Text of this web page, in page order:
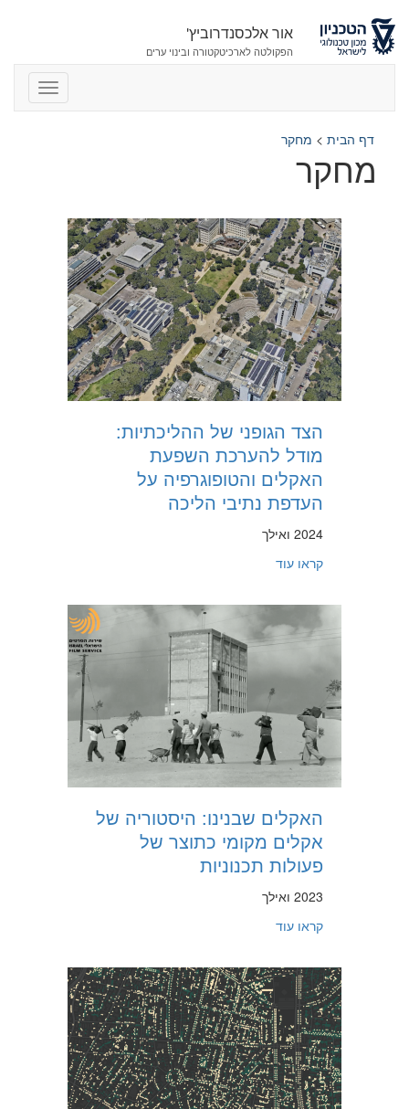
אור אלכסנדרוביץ'
הפקולטה לארכיטקטורה ובינוי ערים
דף הבית > מחקר
מחקר
הצד הגופני של ההליכתיות:
מודל להערכת השפעת
האקלים והטופוגרפיה על
העדפת נתיבי הליכה
2024 ואילך
קראו עודabout הצד הגופני של ההליכתיות: מודל להערכת השפעת האקלים והטופוגרפיה על העדפת נתיבי הליכה
האקלים שבנינו: היסטוריה של
אקלים מקומי כתוצר של
פעולות תכנוניות
2023 ואילך
קראו עודabout האקלים שבנינו: היסטוריה של אקלים מקומי כתוצר של פעולות תכנוניות